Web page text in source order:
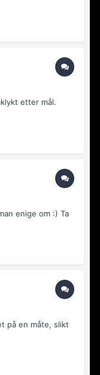
etter mål.
enige om :) Ta
på en måte, slikt